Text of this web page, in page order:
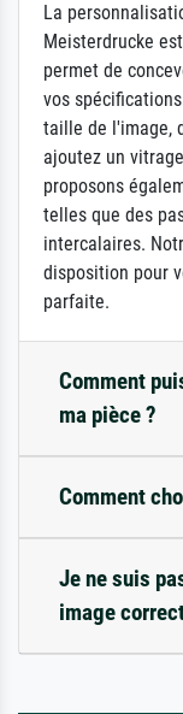
La
Meisterdrucke
permet de
vos
taille de l'image,
ajoutez un
proposons
telles que des
intercalaires.
disposition pour
parfaite.
Comment
ma pièce ?
Comment
Je ne suis
image